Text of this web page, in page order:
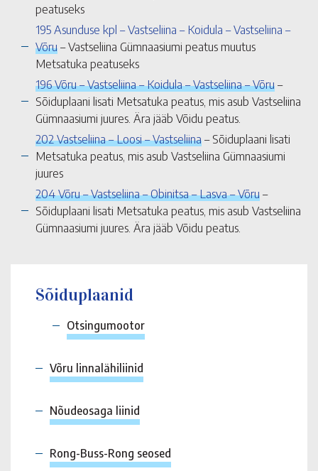
peatuseks
195 Asunduse kpl – Vastseliina – Koidula – Vastseliina –
Võru– Vastseliina Gümnaasiumi peatus muutus
Metsatuka peatuseks
196 Võru – Vastseliina – Koidula – Vastseliina – Võru–
Sõiduplaani lisati Metsatuka peatus, mis asub Vastseliina
Gümnaasiumi juures. Ära jääb Võidu peatus.
202 Vastseliina – Loosi – Vastseliina– Sõiduplaani lisati
Metsatuka peatus, mis asub Vastseliina Gümnaasiumi
juures
204 Võru – Vastseliina – Obinitsa – Lasva – Võru–
Sõiduplaani lisati Metsatuka peatus, mis asub Vastseliina
Gümnaasiumi juures. Ära jääb Võidu peatus.
Sõiduplaanid
Otsingumootor
Võru linnalähiliinid
Nõudeosaga liinid
Rong-Buss-Rong seosed